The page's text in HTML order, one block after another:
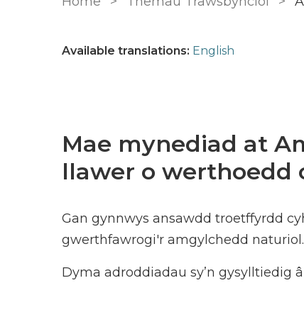
Available translations: English
Mae mynediad at
llawer o werthoedd
Gan gynnwys ansawdd troetffyrdd
gwerthfawrogi'r amgylchedd naturiol.
Dyma adroddiadau sy’n gysylltiedig